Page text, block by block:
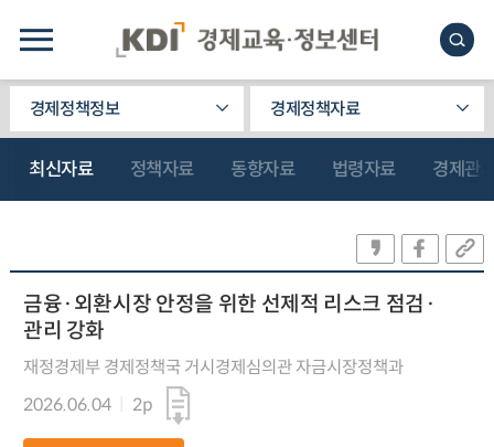
경제정책정보 경제정책자료
최신자료 정책자료 동향자료 법령자료 경제관
금융·외환시장 안정을 위한 선제적 리스크 점검·
관리 강화
재정경제부 경제정책국 거시경제심의관 자금시장정책과
2026.06.04
2p